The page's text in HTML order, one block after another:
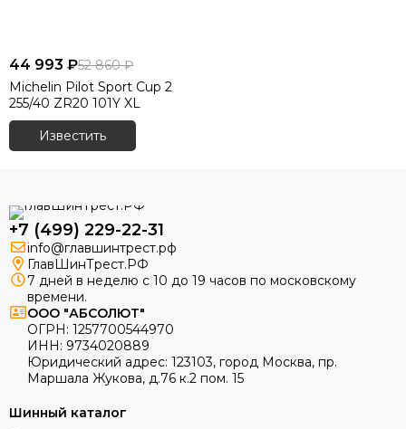
44 993 ₽52 860 ₽
Michelin Pilot Sport Cup 2
255/40 ZR20 101Y XL
Известить
+7 (499) 229-22-31
info@главшинтрест.рф
ГлавШинТрест.РФ
7 дней в неделю с 10 до 19 часов по московскому
времени.
ООО "АБСОЛЮТ"
ОГРН: 1257700544970
ИНН: 9734020889
Юридический адрес: 123103, город Москва, пр.
Маршала Жукова, д.76 к.2 пом. 15
Шинный каталог